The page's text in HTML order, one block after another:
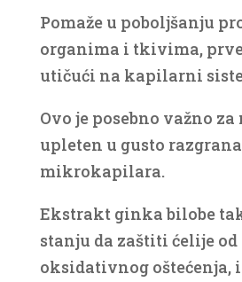
Pomaže u poboljšanju
organima i tkivima,
utičući na kapilarni
Ovo je posebno važno
upleten u gusto
mikrokapilara.
Ekstrakt ginka bilobe
stanju da zaštiti ćelije
oksidativnog oštećenja,